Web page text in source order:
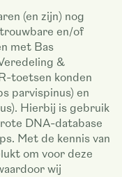
(en zijn) nog
en/of
met Bas
&
toetsen konden
parvispinus) en
Hierbij is gebruik
DNA-database
Met de kennis van
om voor deze
wij